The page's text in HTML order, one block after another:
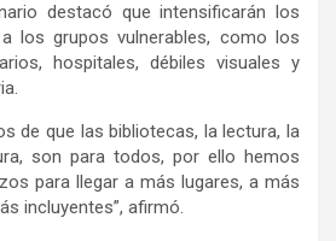
destacó que intensificarán los
los grupos vulnerables, como los
hospitales, débiles visuales y
de que las bibliotecas, la lectura, la
son para todos, por ello hemos
para llegar a más lugares, a más
incluyentes”, afirmó.